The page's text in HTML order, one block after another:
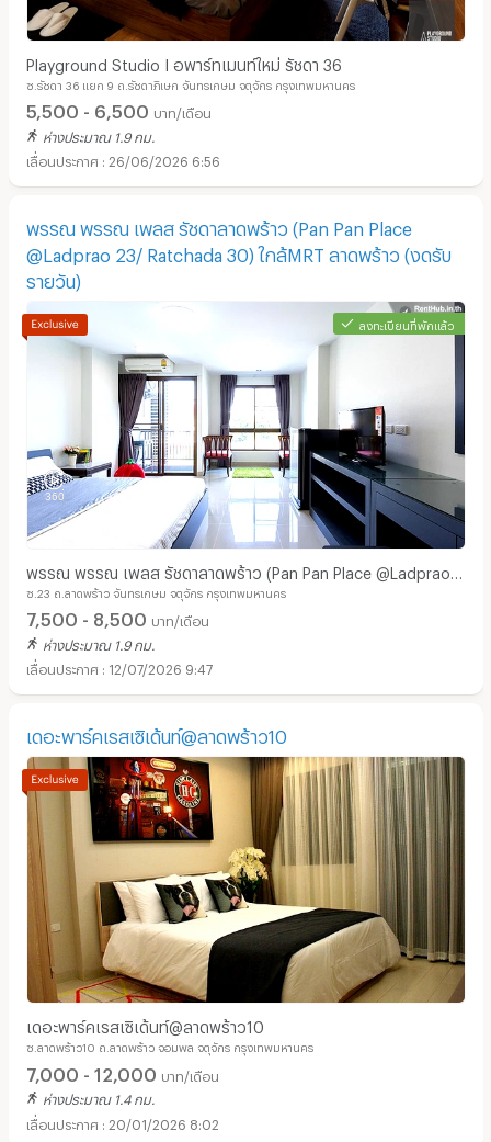
อพาร์ทเม้นท์ หอพัก ย่าน ตลาดนัดเลียบด่วนแดนเนรมิต :
Playground Studio I อพาร์ทเมนท์ใหม่ รัชดา 36
ซ.รัชดา 36 แยก 9 ถ.รัชดาภิเษก จันทรเกษม จตุจักร กรุงเทพมหานคร
5,500 - 6,500 บาท/เดือน
ห่างประมาณ 1.9 กม.
26/06/2026 6:56
อพาร์ทเม้นท์ หอพัก ย่าน ตลาดนัดเลียบด่วนแดนเนรมิต :
พรรณ พรรณ เพลส รัชดาลาดพร้าว (Pan Pan Place
@Ladprao 23/ Ratchada 30) ใกล้MRT ลาดพร้าว (งดรับ
รายวัน)
ลงทะเบียนที่พักแล้ว
พรรณ พรรณ เพลส รัชดาลาดพร้าว (Pan Pan Place @Ladprao
23/ Ratchada 30) ใกล้MRT ลาดพร้าว (งดรับรายวัน)
ซ.23 ถ.ลาดพร้าว จันทรเกษม จตุจักร กรุงเทพมหานคร
7,500 - 8,500 บาท/เดือน
ห่างประมาณ 1.9 กม.
12/07/2026 9:47
เดอะพาร์คเรสเซิเด้นท์@ลาดพร้าว10
เดอะพาร์คเรสเซิเด้นท์@ลาดพร้าว10
ซ.ลาดพร้าว10 ถ.ลาดพร้าว จอมพล จตุจักร กรุงเทพมหานคร
7,000 - 12,000 บาท/เดือน
ห่างประมาณ 1.4 กม.
20/01/2026 8:02